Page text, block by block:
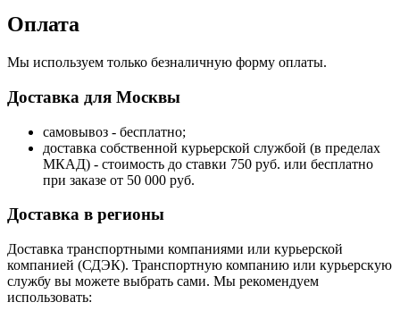
Оплата
Мы используем только безналичную форму оплаты.
Доставка для Москвы
самовывоз - бесплатно;
доставка собственной курьерской службой (в пределах
МКАД) - стоимость до ставки 750 руб. или бесплатно
при заказе от 50 000 руб.
Доставка в регионы
Доставка транспортными компаниями или курьерской
компанией (СДЭК). Транспортную компанию или курьерскую
службу вы можете выбрать сами. Мы рекомендуем
использовать: